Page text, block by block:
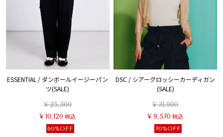
ESSENTIAL / ダンボールイージーパン
ツ(SALE)
¥25,300
¥ 10,120 税込
60%OFF
DSC / シアーグロッシーカーディガン
(SALE)
¥31,900
¥9,570 税込
70%OFF